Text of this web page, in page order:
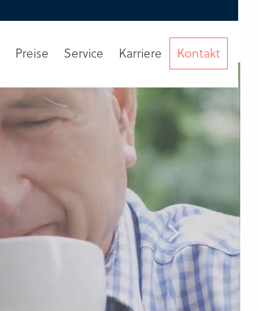
Preise Service Karriere Kontakt
Beratunganfordern